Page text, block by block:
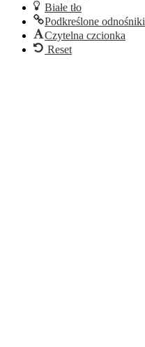
Białe tło
Podkreślone odnośniki
Czytelna czcionka
Reset